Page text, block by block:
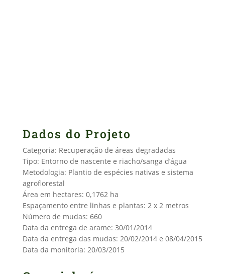
Dados do Projeto
Categoria: Recuperação de áreas degradadas
Tipo: Entorno de nascente e riacho/sanga d’água
Metodologia: Plantio de espécies nativas e sistema
agroflorestal
Área em hectares: 0,1762 ha
Espaçamento entre linhas e plantas: 2 x 2 metros
Número de mudas: 660
Data da entrega de arame: 30/01/2014
Data da entrega das mudas: 20/02/2014 e 08/04/2015
Data da monitoria: 20/03/2015